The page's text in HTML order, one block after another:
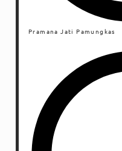
Pramana Jati Pamungkas